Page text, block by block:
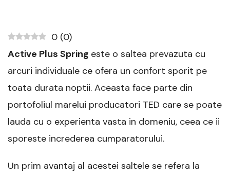
0 (0)
Active Plus Spring este o saltea prevazuta cu
arcuri individuale ce ofera un confort sporit pe
toata durata noptii. Aceasta face parte din
portofoliul marelui producatori TED care se poate
lauda cu o experienta vasta in domeniu, ceea ce ii
sporeste increderea cumparatorului.
Un prim avantaj al acestei saltele se refera la